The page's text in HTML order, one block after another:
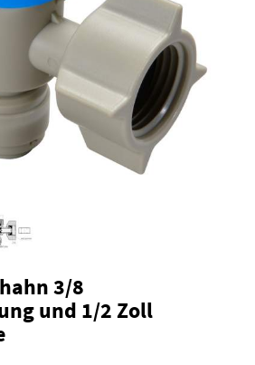
3/8
und 1/2 Zoll